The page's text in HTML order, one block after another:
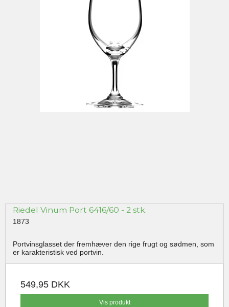
Riedel Vinum Port 6416/60 - 2 stk.
1873
Portvinsglasset der fremhæver den rige frugt og sødmen, som
er karakteristisk ved portvin.
549,95 DKK
Vis produkt